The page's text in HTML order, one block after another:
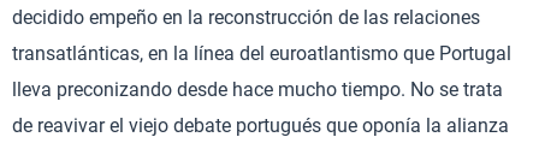
decidido empeño en la reconstrucción de las relaciones
transatlánticas, en la línea del euroatlantismo que Portugal
lleva preconizando desde hace mucho tiempo. No se trata
de reavivar el viejo debate portugués que oponía la alianza